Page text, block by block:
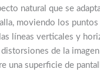
natural que se
moviendo los puntos
líneas verticales y
de la
una superficie de